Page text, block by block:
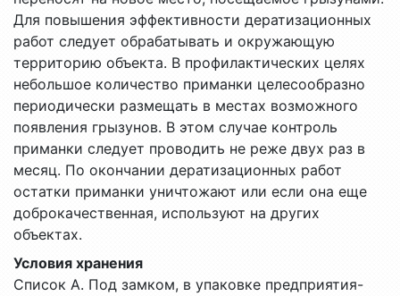
Для повышения эффективности дератизационных
работ следует обрабатывать и окружающую
территорию объекта. В профилактических целях
небольшое количество приманки целесообразно
периодически размещать в местах возможного
появления грызунов. В этом случае контроль
приманки следует проводить не реже двух раз в
месяц. По окончании дератизационных работ
остатки приманки уничтожают или если она еще
доброкачественная, используют на других
объектах.
Условия хранения
Список А. Под замком, в упаковке предприятия-